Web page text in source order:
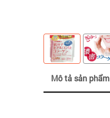
Mô tả sản phẩm